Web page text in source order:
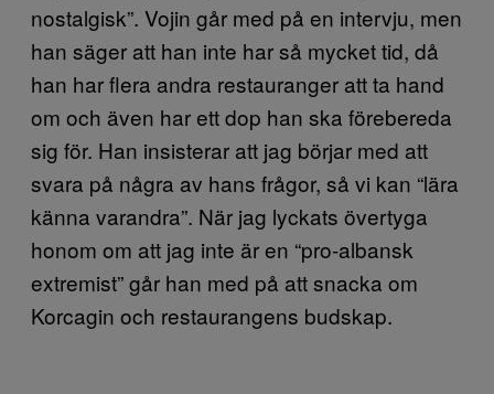
nostalgisk”. Vojin går med på en intervju, men
han säger att han inte har så mycket tid, då
han har flera andra restauranger att ta hand
om och även har ett dop han ska förebereda
sig för. Han insisterar att jag börjar med att
svara på några av hans frågor, så vi kan “lära
känna varandra”. När jag lyckats övertyga
honom om att jag inte är en “pro-albansk
extremist” går han med på att snacka om
Korcagin och restaurangens budskap.